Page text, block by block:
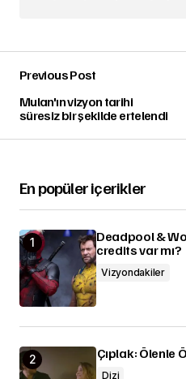
Previous Post
Mulan'ın vizyon tarihi
süresiz bir şekilde ertelendi
En popüler içerikler
Deadpool &
credits var mı?
Vizyondakiler
Çıplak: Ölenle
Dizi